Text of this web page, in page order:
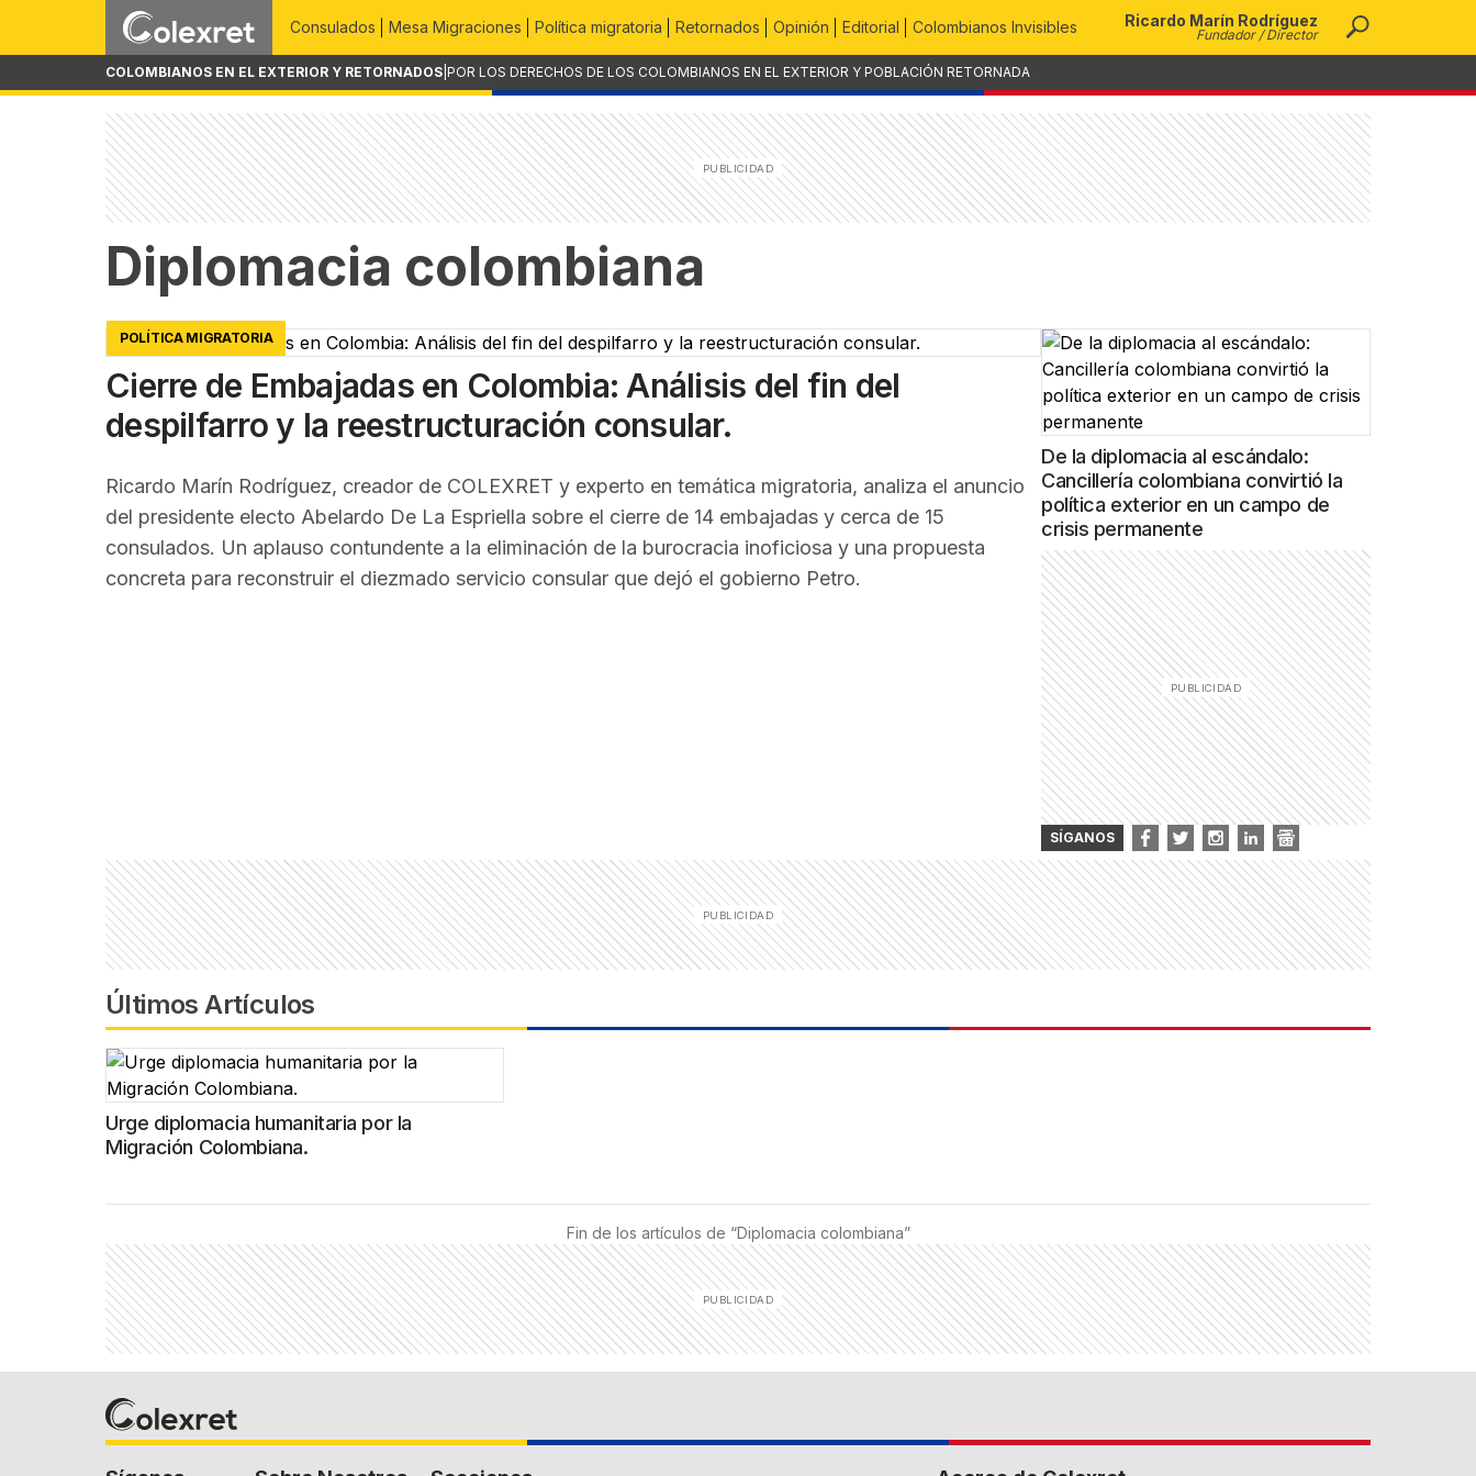
Consulados Mesa Migraciones Política migratoria Retornados Opinión Editorial Colombianos Invisibles Ricardo Marín Rodríguez
Fundador / Director
COLOMBIANOS EN EL EXTERIOR Y RETORNADOS POR LOS DERECHOS DE LOS COLOMBIANOS EN EL EXTERIOR Y POBLACIÓN RETORNADA
Diplomacia colombiana
POLÍTICA MIGRATORIA
Cierre de Embajadas en Colombia: Análisis del fin del
despilfarro y la reestructuración consular.
Ricardo Marín Rodríguez, creador de COLEXRET y experto en temática migratoria, analiza el anuncio
del presidente electo Abelardo De La Espriella sobre el cierre de 14 embajadas y cerca de 15
consulados. Un aplauso contundente a la eliminación de la burocracia inoficiosa y una propuesta
concreta para reconstruir el diezmado servicio consular que dejó el gobierno Petro.
De la diplomacia al escándalo:
Cancillería colombiana convirtió la
política exterior en un campo de
crisis permanente
SÍGANOS
Últimos Artículos
Urge diplomacia humanitaria por la
Migración Colombiana.
Fin de los artículos de “Diplomacia colombiana”